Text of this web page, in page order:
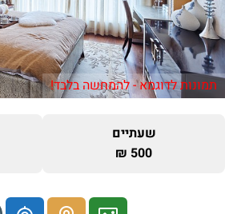
תמונות לדוגמא - להמחשה בלבד!
שעתיים
500 ₪